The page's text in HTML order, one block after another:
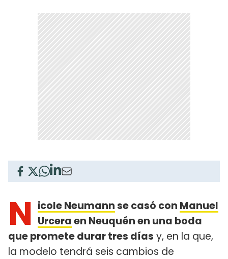
N icole Neumannse casó con Manuel
Urceraen Neuquén en una boda
que promete durar tres días y, en la que,
la modelo tendrá seis cambios de